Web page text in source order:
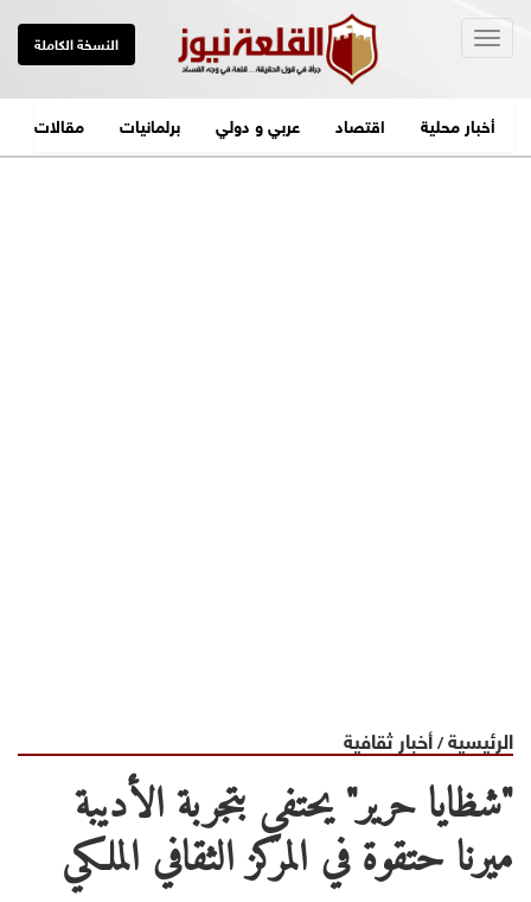
النسخة الكاملة
أخبار محلية اقتصاد عربي و دولي برلمانيات مقالات
الرئيسية/أخبار ثقافية
"شظايا حرير" يحتفي بتجربة الأديبة
ميرنا حتقوة في المركز الثقافي الملكي